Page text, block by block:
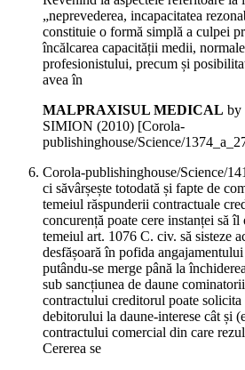
„neprevederea, incapacitatea
constituie o formă simplă a culpei
încălcarea capacității medii,
profesionistului, precum și
avea în
MALPRAXISUL MEDICAL
SIMION (2010) [Corola-
publishinghouse/Science/
Corola-publishinghouse/Science/
ci săvârșește totodată și fapte de
temeiul răspunderii contractuale
concurență poate cere instanței să
temeiul art. 1076 C. civ. să sisteze
desfășoară în pofida
putându-se merge până la
sub sancțiunea de daune
contractului creditorul poate solicita
debitorului la daune-interese cât și
contractului comercial din care
Cererea se